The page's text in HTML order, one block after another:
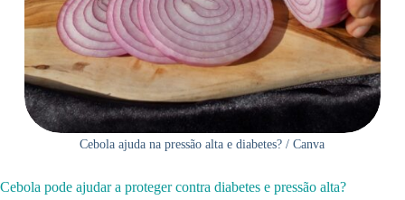
Cebola ajuda na pressão alta e diabetes? / Canva
Cebola pode ajudar a proteger contra diabetes e pressão alta?